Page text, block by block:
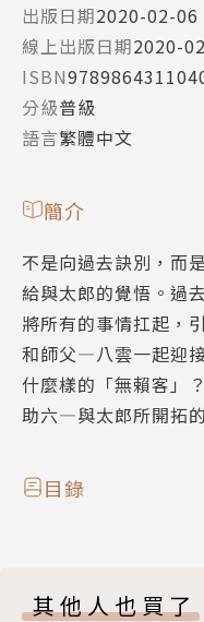
出版日期2020-02-06
線上出版日期2020-
ISBN
分級普級
語言繁體中文
簡介
不是向過去訣別，而
給與太郎的覺悟。過
將所有的事情扛起，
和師父—八雲一起迎
什麼樣的「無賴客」
助六—與太郎所開拓
目錄
其他人也買了